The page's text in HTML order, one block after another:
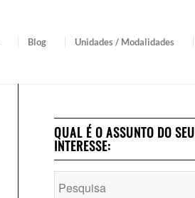
Blog Unidades / Modalidades
QUAL É O ASSUNTO DO SEU
INTERESSE: